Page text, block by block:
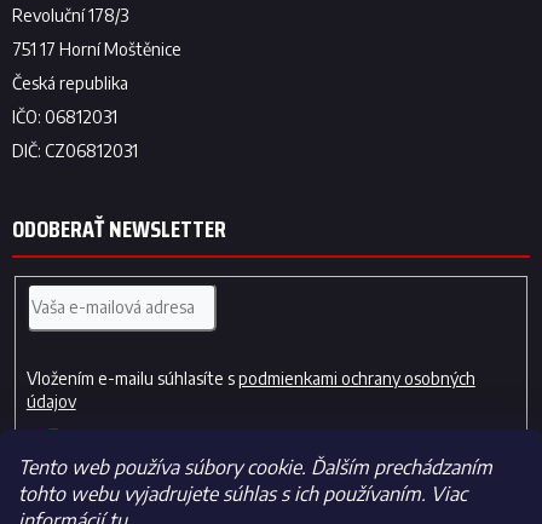
Tento web používa súbory cookie. Ďalším prechádzaním
tohto webu vyjadrujete súhlas s ich používaním. Viac
ODOBERAŤ NEWSLETTER
Vložením e-mailu súhlasíte spodmienkami ochrany osobných
údajov
SA